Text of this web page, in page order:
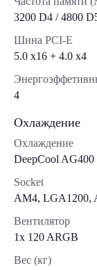
3200 D4 / 4800
Шина PCI-E
5.0 x16 + 4.0 х4
4
Охлаждение
Охлаждение
DeepCool
Socket
AM4, LGA1200,
Вентилятор
1x 120 ARGB
Вес (кг)